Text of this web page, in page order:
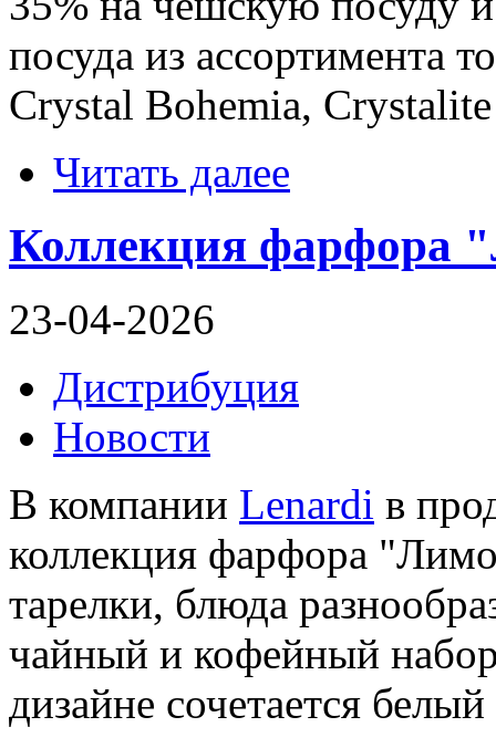
посуда из ассортимента
Crystal Bohemia,
Читать далее
Коллекция фарфора
23-04-2026
Дистрибуция
Новости
В компании Lenardi в
коллекция фарфора
тарелки, блюда
чайный и кофейный
дизайне сочетается